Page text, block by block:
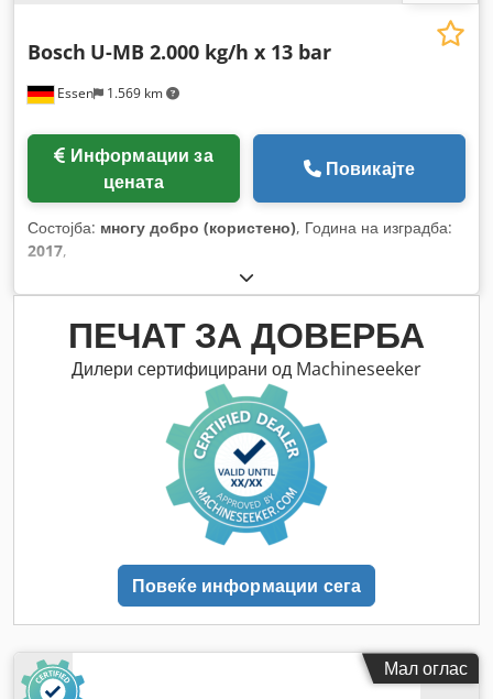
Essen 1.569 km
Bosch U-MB 2.000 kg/h x 13 bar
цената
Повикајте
Состојба: многу добро (користено), Година на изградба:
2017,
ПЕЧАТ ЗА ДОВЕРБА
Дилери сертифицирани од Machineseeker
Повеќе информации сега
Мал оглас